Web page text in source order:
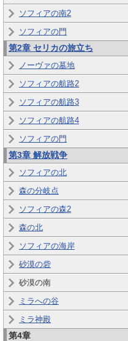
ソフィアの南2
ソフィアの門
第2章 セリカの旅立ち
ノーヴァの墓地
ソフィアの航路2
ソフィアの航路3
ソフィアの航路4
ソフィアの門
第3章 解放戦争
ソフィアの北
森の分岐点
ソフィアの森2
森の北
ソフィアの海岸
砂漠の砦
砂漠の南
ミラへの谷
ミラ神殿
第4章